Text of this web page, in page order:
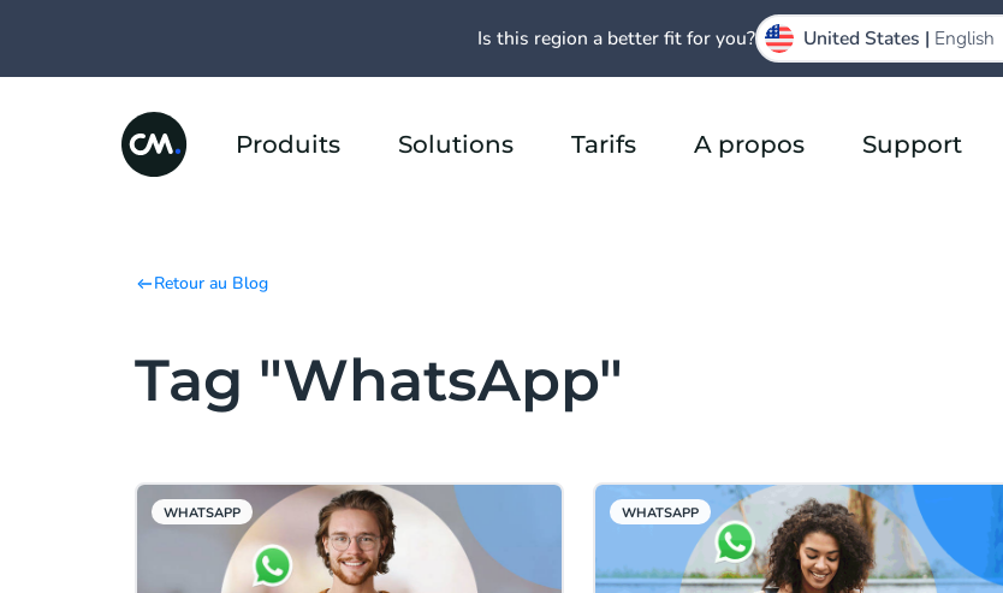
Produits Solutions Tarifs A propos Support
Retour au Blog
Tag "WhatsApp"
WHATSAPP WHATSAPP
Is this region a better fit for you? United States | English